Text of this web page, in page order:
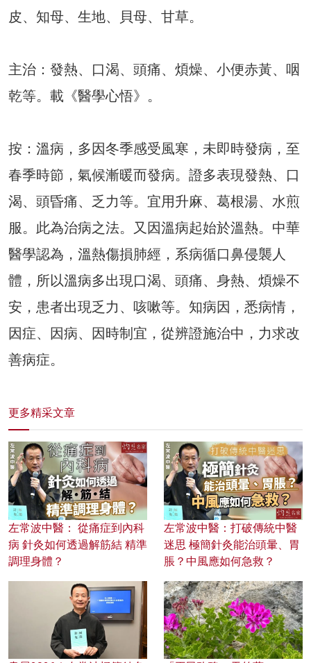
皮、知母、生地、貝母、甘草。
主治：發熱、口渴、頭痛、煩燥、小便赤黃、咽
乾等。載《醫學心悟》。
按：溫病，多因冬季感受風寒，未即時發病，至
春季時節，氣候漸暖而發病。證多表現發熱、口
渴、頭昏痛、乏力等。宜用升麻、葛根湯、水煎
服。此為治病之法。又因溫病起始於溫熱。中華
醫學認為，溫熱傷損肺經，系病循口鼻侵襲人
體，所以溫病多出現口渴、頭痛、身熱、煩燥不
安，患者出現乏力、咳嗽等。知病因，悉病情，
因症、因病、因時制宜，從辨證施治中，力求改
善病症。
更多精采文章
左常波中醫： 從痛症到內科
病 針灸如何透過解筋結 精準
調理身體？
左常波中醫：打破傳統中醫
迷思 極簡針灸能治頭暈、胃
脹？中風應如何急救？